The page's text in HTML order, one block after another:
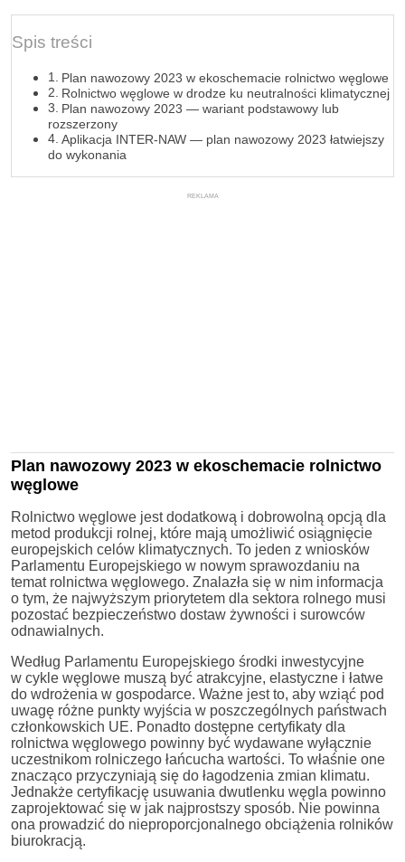
Spis treści
Plan nawozowy 2023 w ekoschemacie rolnictwo węglowe
Rolnictwo węglowe w drodze ku neutralności klimatycznej
Plan nawozowy 2023 — wariant podstawowy lub
rozszerzony
Aplikacja INTER-NAW — plan nawozowy 2023 łatwiejszy
do wykonania
REKLAMA
Plan nawozowy 2023 w ekoschemacie rolnictwo
węglowe
Rolnictwo węglowe jest dodatkową i dobrowolną opcją dla
metod produkcji rolnej, które mają umożliwić osiągnięcie
europejskich celów klimatycznych. To jeden z wniosków
Parlamentu Europejskiego w nowym sprawozdaniu na
temat rolnictwa węglowego. Znalazła się w nim informacja
o tym, że najwyższym priorytetem dla sektora rolnego musi
pozostać bezpieczeństwo dostaw żywności i surowców
odnawialnych.
Według Parlamentu Europejskiego środki inwestycyjne
w cykle węglowe muszą być atrakcyjne, elastyczne i łatwe
do wdrożenia w gospodarce. Ważne jest to, aby wziąć pod
uwagę różne punkty wyjścia w poszczególnych państwach
członkowskich UE. Ponadto dostępne certyfikaty dla
rolnictwa węglowego powinny być wydawane wyłącznie
uczestnikom rolniczego łańcucha wartości. To właśnie one
znacząco przyczyniają się do łagodzenia zmian klimatu.
Jednakże certyfikację usuwania dwutlenku węgla powinno
zaprojektować się w jak najprostszy sposób. Nie powinna
ona prowadzić do nieproporcjonalnego obciążenia rolników
biurokracją.